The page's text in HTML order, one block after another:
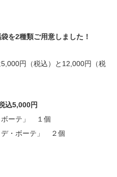
を2種類ご用意しました！
円（税込）と12,000円（税
5,000円
ボーテ」 １個
デ・ボーテ」 ２個